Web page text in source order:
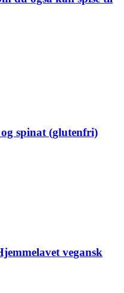
spinat (glutenfri)
vegansk